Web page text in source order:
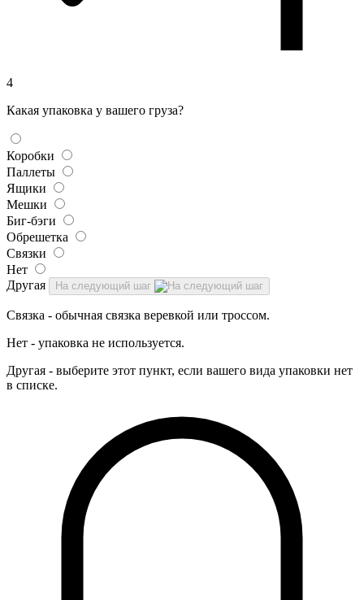
4
Какая упаковка у вашего груза?
Коробки
Паллеты
Ящики
Мешки
Биг-бэги
Обрешетка
Связки
Нет
Другая
На следующий шаг
Связка - обычная связка веревкой или троссом.
Нет - упаковка не используется.
Другая - выберите этот пункт, если вашего вида упаковки нет
в списке.